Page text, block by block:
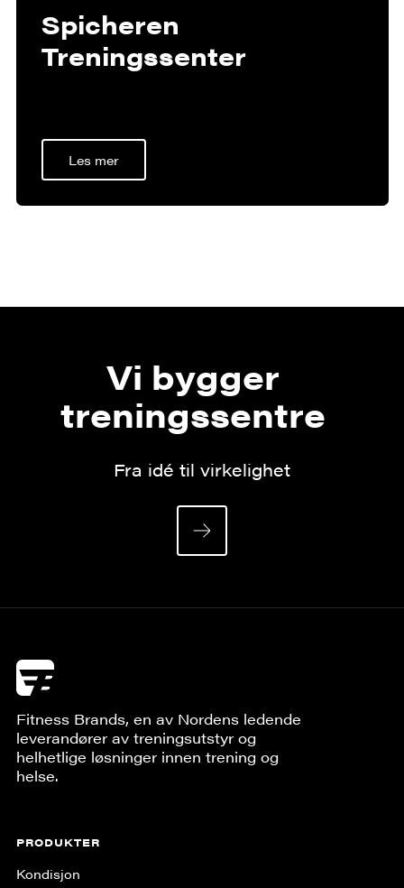
Spicheren
Treningssenter
Les mer
Vi bygger
treningssentre
Fra idé til virkelighet
Fitness Brands, en av Nordens ledende
leverandører av treningsutstyr og
helhetlige løsninger innen trening og
helse.
PRODUKTER
Kondisjon